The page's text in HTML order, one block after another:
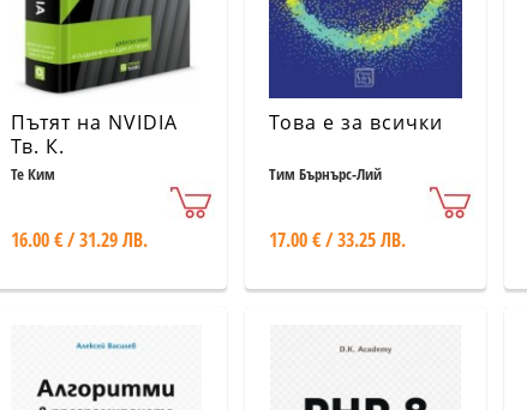
Пътят на NVIDIA
Тв. К.
Те Ким
16.00 € / 31.29 ЛВ.
Това е за всички
Тим Бърнърс-Лий
17.00 € / 33.25 ЛВ.